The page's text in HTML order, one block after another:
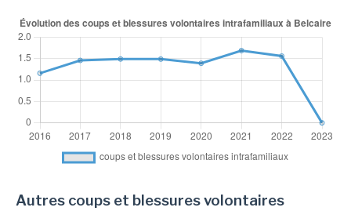
Autres coups et blessures volontaires